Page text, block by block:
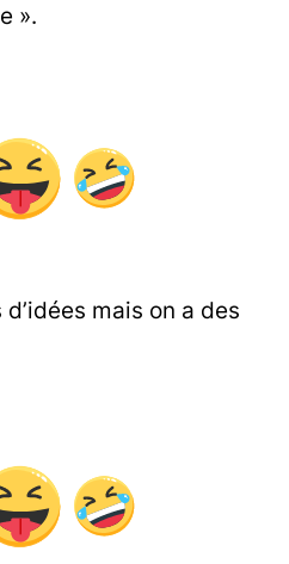
».
d’idées mais on a des